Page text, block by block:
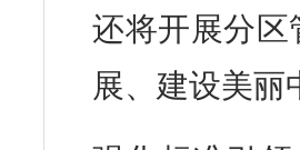
还将开展分区
展、建设美丽